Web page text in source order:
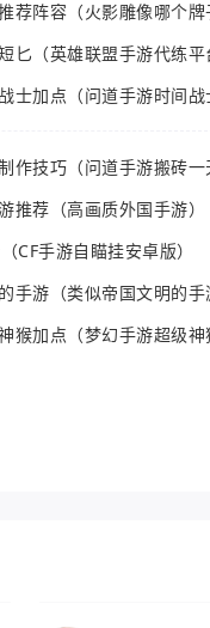
荐阵容（火影雕像哪个牌
匕（英雄联盟手游代练平
士加点（问道手游时间战
作技巧（问道手游搬砖一
推荐（高画质外国手游）
CF手游自瞄挂安卓版）
手游（类似帝国文明的手
猴加点（梦幻手游超级神